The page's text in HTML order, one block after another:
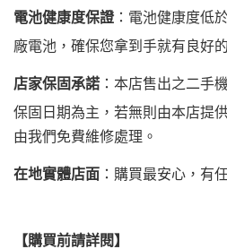
電池健康度保證 ：電池健康度低
廠電池，確保您拿到手就有良好
店家保固承諾 ：本店售出之二手
保固日期為主，若無則由本店提
由我們免費維修處理。
在地實體店面 ：購買最安心，有
【購買前請詳閱】